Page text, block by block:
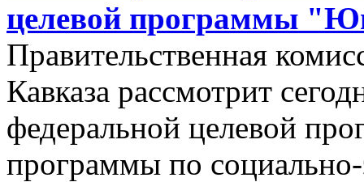
целевой программы
Правительственная
Кавказа рассмотрит
федеральной целевой
программы по